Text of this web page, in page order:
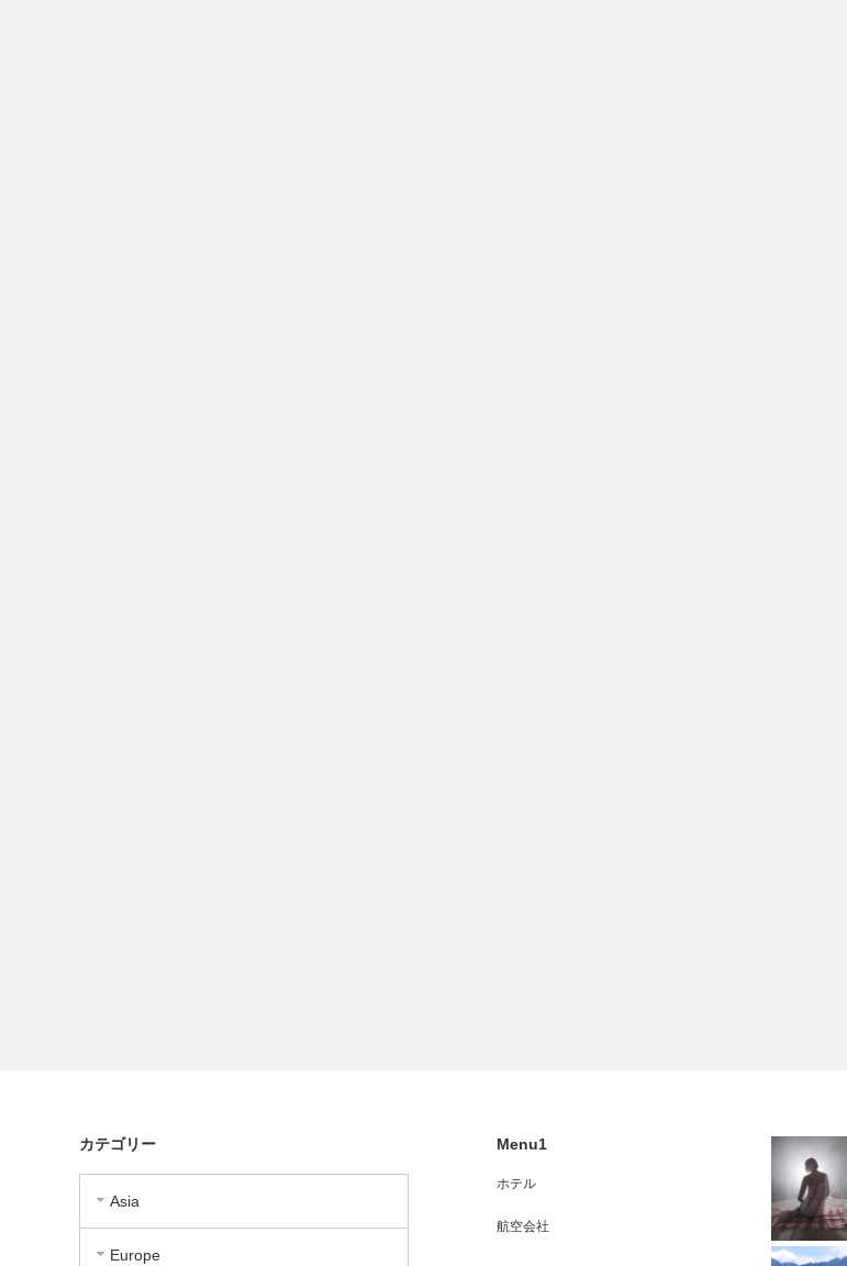
カテゴリー
Asia
Europe
Menu1
ホテル
航空会社